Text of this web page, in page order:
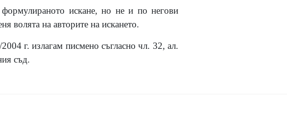
искане, но не и по негови
волята на авторите на искането.
г. излагам писмено съгласно чл. 32, ал.
съд.